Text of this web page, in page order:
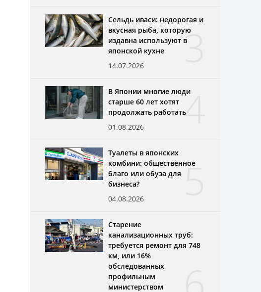
3
Сельдь иваси: недорогая и
вкусная рыба, которую
издавна используют в
японской кухне
14.07.2026
4
В Японии многие люди
старше 60 лет хотят
продолжать работать
01.08.2026
5
Туалеты в японских
комбини: общественное
благо или обуза для
бизнеса?
04.08.2026
Старение
канализационных труб:
требуется ремонт для 748
км, или 16%
обследованных
профильным
министерством